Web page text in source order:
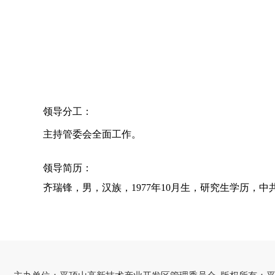
领导分工：
主持管委会全面工作。
领导简历：
齐瑞锋 ，男，汉族，1977年10月生， 研究生学历，中